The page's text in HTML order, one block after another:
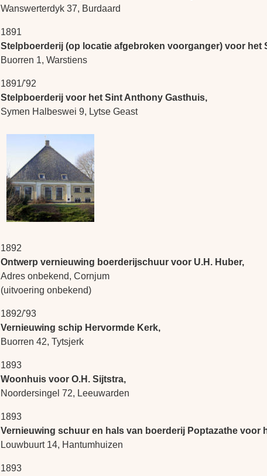
Wanswerterdyk 37, Burdaard
1891
Stelpboerderij (op locatie afgebroken voorganger) voor het
Buorren 1, Warstiens
1891/'92
Stelpboerderij voor het Sint Anthony Gasthuis,
Symen Halbeswei 9, Lytse Geast
1892
Ontwerp vernieuwing boerderijschuur voor U.H. Huber,
Adres onbekend, Cornjum
(uitvoering onbekend)
1892/'93
Vernieuwing schip Hervormde Kerk,
Buorren 42, Tytsjerk
1893
Woonhuis voor O.H. Sijtstra,
Noordersingel 72, Leeuwarden
1893
Vernieuwing schuur en hals van boerderij Poptazathe voor
Louwbuurt 14, Hantumhuizen
1893